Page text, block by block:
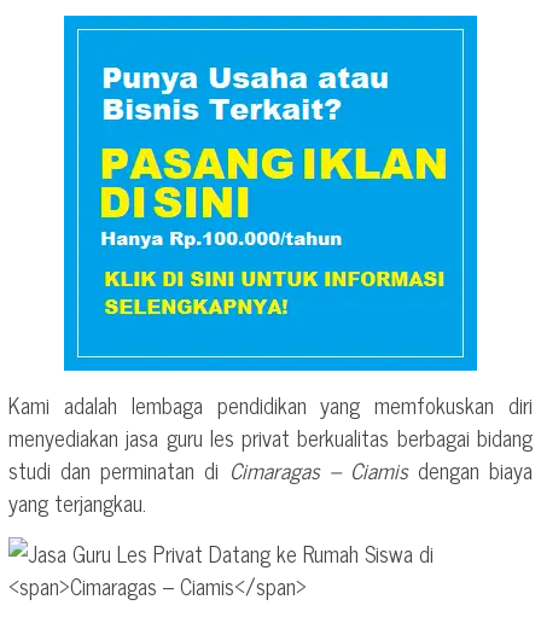
Kami adalah lembaga pendidikan yang memfokuskan diri
menyediakan jasa guru les privat berkualitas berbagai bidang
studi dan perminatan di Cimaragas – Ciamisdengan biaya
yang terjangkau.